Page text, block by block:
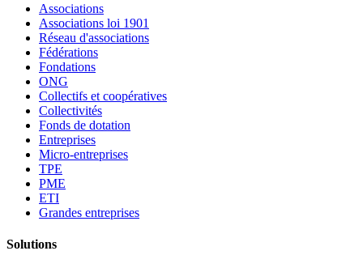
Associations
Associations loi 1901
Réseau d'associations
Fédérations
Fondations
ONG
Collectifs et coopératives
Collectivités
Fonds de dotation
Entreprises
Micro-entreprises
TPE
PME
ETI
Grandes entreprises
Solutions